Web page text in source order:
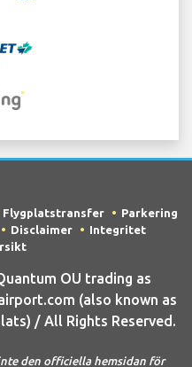
Flygplatstransfer
Parkering
Disclaimer
Integritet
OU trading as
(also known as
/ All Rights Reserved.
inte den officiella hemsidan för